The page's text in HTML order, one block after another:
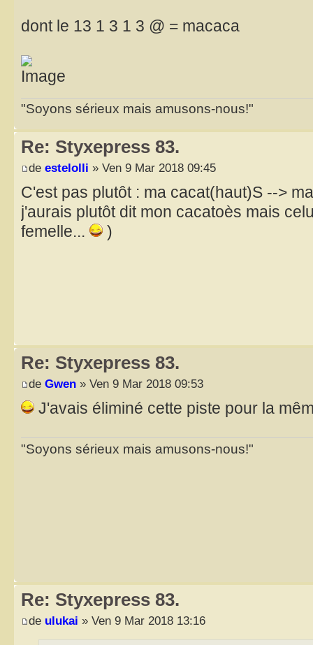
dont le 13 1 3 1 3 @ = macaca
"Soyons sérieux mais amusons-nous!"
Re: Styxepress 83.
de estelolli » Ven 9 Mar 2018 09:45
C'est pas plutôt : ma cacat(haut)S -->
j'aurais plutôt dit mon cacatoès mais
femelle...
)
Re: Styxepress 83.
de Gwen » Ven 9 Mar 2018 09:53
J'avais éliminé cette piste pour la
"Soyons sérieux mais amusons-nous!"
Re: Styxepress 83.
de ulukai » Ven 9 Mar 2018 13:16